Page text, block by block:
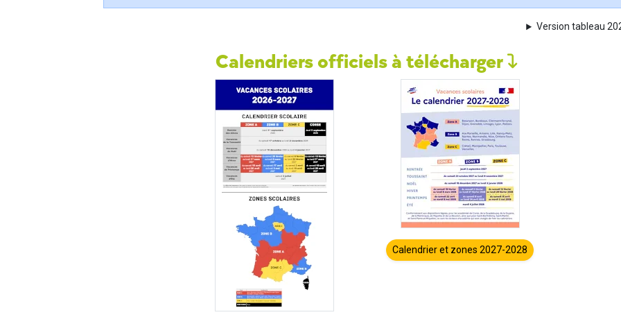
Version tableau
Calendriers officiels à télécharger
Calendrier et zones 2027-2028